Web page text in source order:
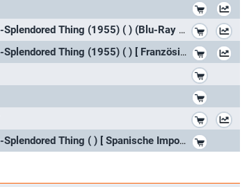
Alle Herrlichkeit auf Erden / Love Is a Many-Splendored Thing (1955) ( ) (Blu-Ray & DVD Combo) [ Französische Import ] (Blu-Ray
Alle Herrlichkeit auf Erden / Love Is a Many-Splendored Thing (1955) ( ) [ Französische Import ]
Alle Herrlichkeit auf Erden / Love Is a Many-Splendored Thing ( ) [ Spanische Import ] (Blu-Ray)